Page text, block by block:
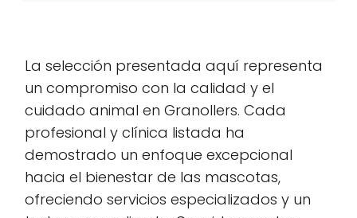
La selección presentada aquí representa
un compromiso con la calidad y el
cuidado animal en Granollers. Cada
profesional y clínica listada ha
demostrado un enfoque excepcional
hacia el bienestar de las mascotas,
ofreciendo servicios especializados y un